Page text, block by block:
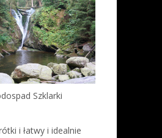
Szklarki
i łatwy i idealnie